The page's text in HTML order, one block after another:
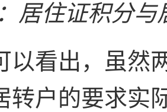
居住证积分与
以看出，虽然
转户的要求实